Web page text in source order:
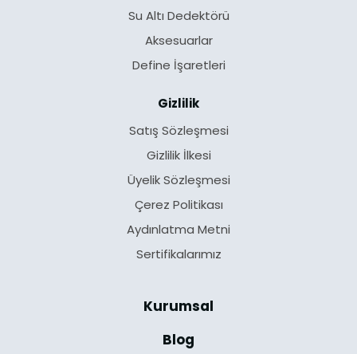
Su Altı Dedektörü
Aksesuarlar
Define İşaretleri
Gizlilik
Satış Sözleşmesi
Gizlilik İlkesi
Üyelik Sözleşmesi
Çerez Politikası
Aydınlatma Metni
Sertifikalarımız
Kurumsal
Blog